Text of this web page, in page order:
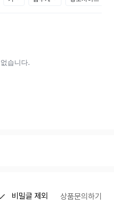
비밀글 제외 상품문의하기